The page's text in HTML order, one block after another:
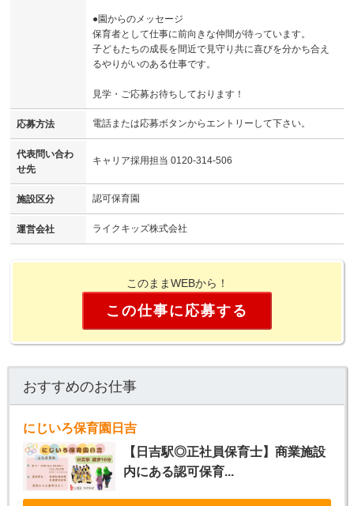
●園からのメッセージ
保育者として仕事に前向きな仲間が待っています。
子どもたちの成長を間近で見守り共に喜びを分かち合え
るやりがいのある仕事です。
見学・ご応募お待ちしております！
応募方法 電話または応募ボタンからエントリーして下さい。
代表問い合わ
せ先
キャリア採用担当 0120-314-506
施設区分 認可保育園
運営会社 ライクキッズ株式会社
このままWEBから！
この仕事に応募する
おすすめのお仕事
にじいろ保育園日吉
【日吉駅◎正社員保育士】商業施設
内にある認可保育...